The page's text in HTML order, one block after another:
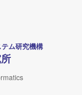
ム研究機構